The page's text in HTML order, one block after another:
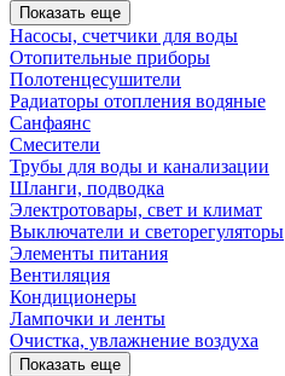
Показать еще
Насосы, счетчики для воды
Отопительные приборы
Полотенцесушители
Радиаторы отопления водяные
Санфаянс
Смесители
Трубы для воды и канализации
Шланги, подводка
Электротовары, свет и климат
Выключатели и светорегуляторы
Элементы питания
Вентиляция
Кондиционеры
Лампочки и ленты
Очистка, увлажнение воздуха
Показать еще